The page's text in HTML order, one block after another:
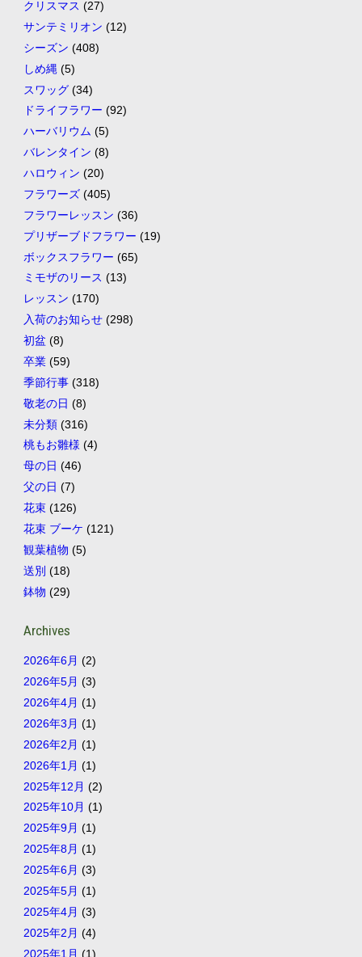
クリスマス (27)
サンテミリオン (12)
シーズン (408)
しめ縄 (5)
スワッグ(34)
ドライフラワー (92)
ハーバリウム (5)
バレンタイン (8)
ハロウィン (20)
フラワーズ(405)
フラワーレッスン (36)
プリザーブドフラワー (19)
ボックスフラワー (65)
ミモザのリース (13)
レッスン (170)
入荷のお知らせ(298)
初盆 (8)
卒業(59)
季節行事(318)
敬老の日 (8)
未分類(316)
桃もお雛様 (4)
母の日 (46)
父の日 (7)
花束(126)
花束 ブーケ (121)
観葉植物 (5)
送別 (18)
鉢物 (29)
Archives
2026年6月 (2)
2026年5月 (3)
2026年4月 (1)
2026年3月 (1)
2026年2月 (1)
2026年1月 (1)
2025年12月 (2)
2025年10月 (1)
2025年9月 (1)
2025年8月 (1)
2025年6月 (3)
2025年5月 (1)
2025年4月 (3)
2025年2月 (4)
2025年1月 (1)